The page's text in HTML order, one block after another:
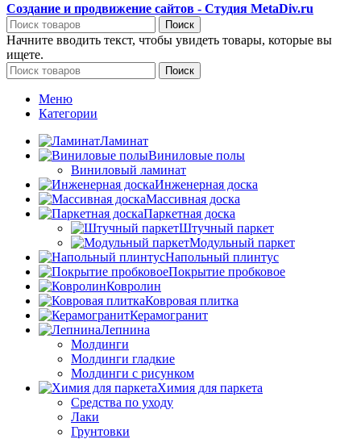
Создание и продвижение сайтов - Студия MetaDiv.ru
Поиск
Начните вводить текст, чтобы увидеть товары, которые вы
ищете.
Поиск
Меню
Категории
Ламинат
Виниловые полы
Виниловый ламинат
Инженерная доска
Массивная доска
Паркетная доска
Штучный паркет
Модульный паркет
Напольный плинтус
Покрытие пробковое
Ковролин
Ковровая плитка
Керамогранит
Лепнина
Молдинги
Молдинги гладкие
Молдинги с рисунком
Химия для паркета
Средства по уходу
Лаки
Грунтовки